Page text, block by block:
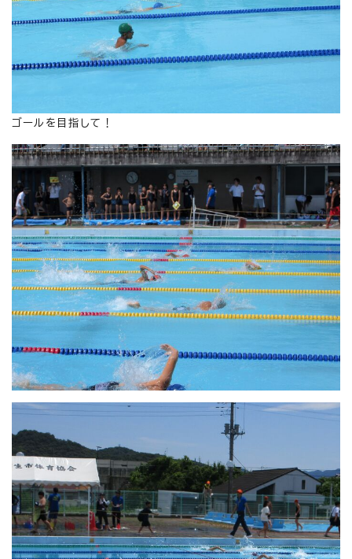
ゴールを目指して！